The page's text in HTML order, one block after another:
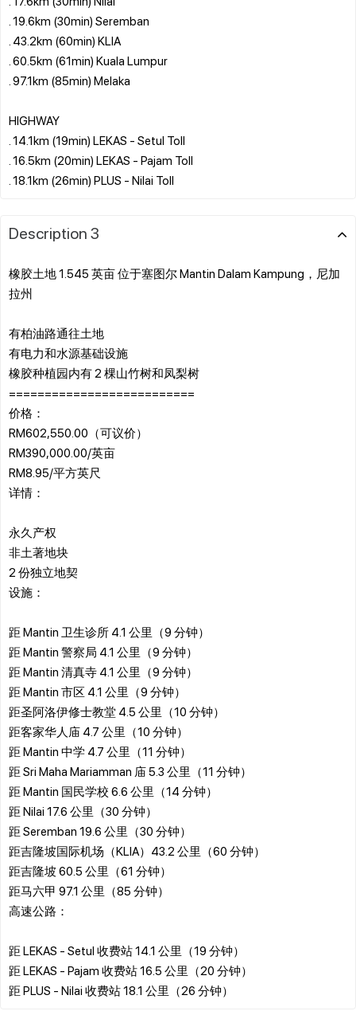
. 19.6km (30min) Seremban
. 43.2km (60min) KLIA
. 60.5km (61min) Kuala Lumpur
. 97.1km (85min) Melaka
HIGHWAY
. 14.1km (19min) LEKAS - Setul Toll
. 16.5km (20min) LEKAS - Pajam Toll
Description 3
橡胶土地 1.545 英亩 位于塞图尔 Mantin Dalam Kampung，尼加
拉州
有柏油路通往土地
有电力和水源基础设施
橡胶种植园内有 2 棵山竹树和凤梨树
==========================
价格：
RM602,550.00（可议价）
RM390,000.00/英亩
RM8.95/平方英尺
详情：
永久产权
非土著地块
2 份独立地契
设施：
距 Mantin 卫生诊所 4.1 公里（9 分钟）
距 Mantin 警察局 4.1 公里（9 分钟）
距 Mantin 清真寺 4.1 公里（9 分钟）
距 Mantin 市区 4.1 公里（9 分钟）
距圣阿洛伊修士教堂 4.5 公里（10 分钟）
距客家华人庙 4.7 公里（10 分钟）
距 Mantin 中学 4.7 公里（11 分钟）
距 Sri Maha Mariamman 庙 5.3 公里（11 分钟）
距 Mantin 国民学校 6.6 公里（14 分钟）
距 Nilai 17.6 公里（30 分钟）
距 Seremban 19.6 公里（30 分钟）
距吉隆坡国际机场（KLIA）43.2 公里（60 分钟）
距吉隆坡 60.5 公里（61 分钟）
距马六甲 97.1 公里（85 分钟）
高速公路：
距 LEKAS - Setul 收费站 14.1 公里（19 分钟）
距 LEKAS - Pajam 收费站 16.5 公里（20 分钟）